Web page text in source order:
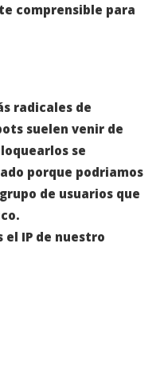
comprensible para
radicales de
suelen venir de
se
porque podriamos
de usuarios que
el IP de nuestro